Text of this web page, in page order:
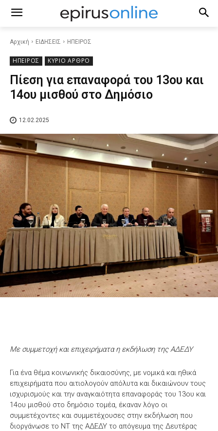
Αρχική ΕΙΔΗΣΕΙΣ ΗΠΕΙΡΟΣ
ΗΠΕΙΡΟΣ ΚΥΡΙΟ ΑΡΘΡΟ
Πίεση για επαναφορά του 13ου και
14ου μισθού στο Δημόσιο
12.02.2025
Με συμμετοχή και επιχειρήματα η εκδήλωση της ΑΔΕΔΥ
Για ένα θέμα κοινωνικής δικαιοσύνης, με νομικά και ηθικά
επιχειρήματα που αιτιολογούν απόλυτα και δικαιώνουν τους
ισχυρισμούς και την αναγκαιότητα επαναφοράς του 13ου και
14ου μισθού στο δημόσιο τομέα, έκαναν λόγο οι
συμμετέχοντες και συμμετέχουσες στην εκδήλωση που
διοργάνωσε το ΝΤ της ΑΔΕΔΥ το απόγευμα της Δευτέρας